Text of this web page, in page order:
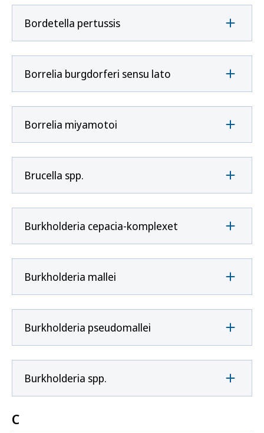
Bordetella pertussis
Borrelia burgdorferi sensu lato
Borrelia miyamotoi
Brucella spp.
Burkholderia cepacia-komplexet
Burkholderia mallei
Burkholderia pseudomallei
Burkholderia spp.
C